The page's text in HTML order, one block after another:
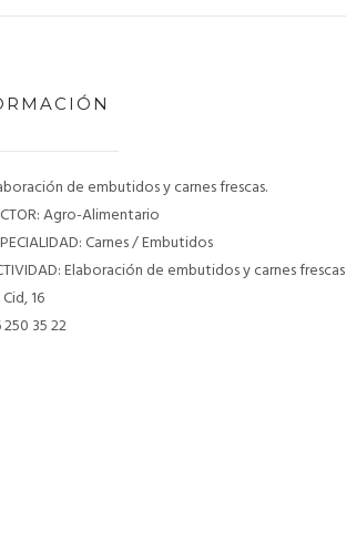
de embutidos y carnes frescas.
Agro-Alimentario
Carnes / Embutidos
Elaboración de embutidos y carnes frescas
16
250 35 22